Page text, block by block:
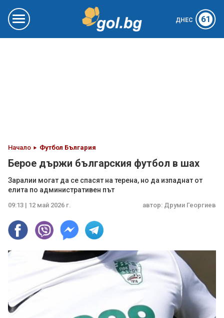
ДНЕС 61
Начало Футбол България
Берое държи българския футбол в шах
Заралии могат да се спасят на терена, но да изпаднат от
елита по административен път
09:13 | 12 май 2026 г. автор: Друми Георгиев